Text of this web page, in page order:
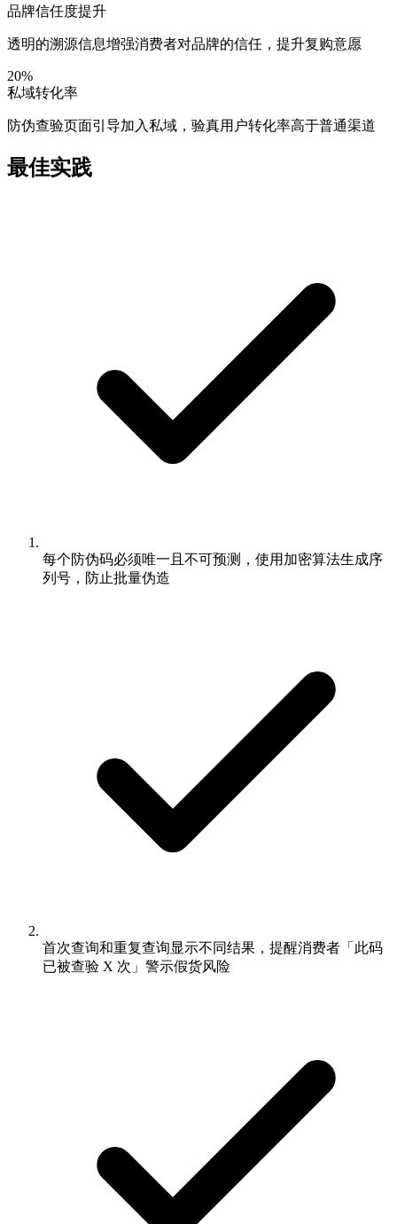
品牌信任度提升
透明的溯源信息增强消费者对品牌的信任，提升复购意愿
20%
私域转化率
防伪查验页面引导加入私域，验真用户转化率高于普通渠道
最佳实践
每个防伪码必须唯一且不可预测，使用加密算法生成序
列号，防止批量伪造
首次查询和重复查询显示不同结果，提醒消费者「此码
已被查验 X 次」警示假货风险